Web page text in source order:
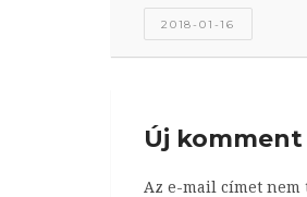
2018-01-16
Új komment
Az e-mail címet nem